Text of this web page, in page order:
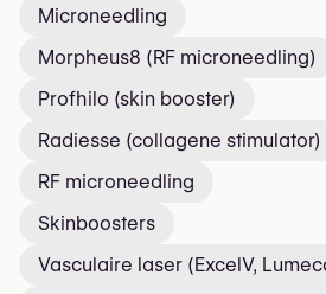
Microneedling
Morpheus8 (RF microneedling)
Profhilo (skin booster)
Radiesse (collagene stimulator)
RF microneedling
Skinboosters
Vasculaire laser (ExcelV,